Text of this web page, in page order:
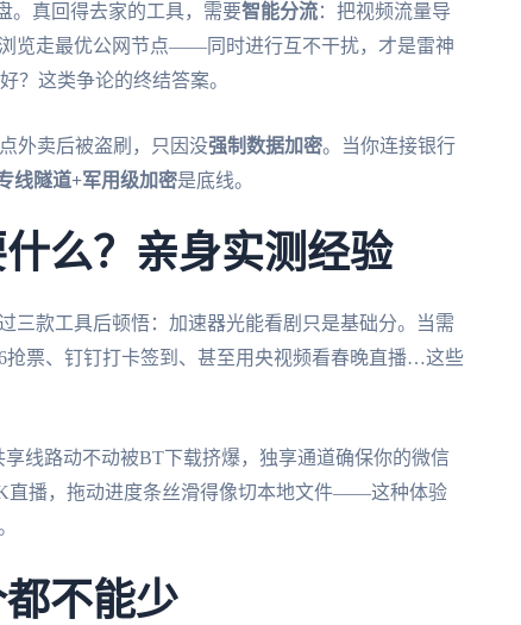
。真回得去家的工具，需要智能分流：把视频流量导
览走最优公网节点——同时进行互不干扰，才是雷神
？这类争论的终结答案。
外卖后被盗刷，只因没强制数据加密。当你连接银行
线隧道+军用级加密是底线。
么？亲身实测经验
三款工具后顿悟：加速器光能看剧只是基础分。当需
票、钉钉打卡签到、甚至用央视频看春晚直播…这些
享线路动不动被BT下载挤爆，独享通道确保你的微信
直播，拖动进度条丝滑得像切本地文件——这种体验
不能少